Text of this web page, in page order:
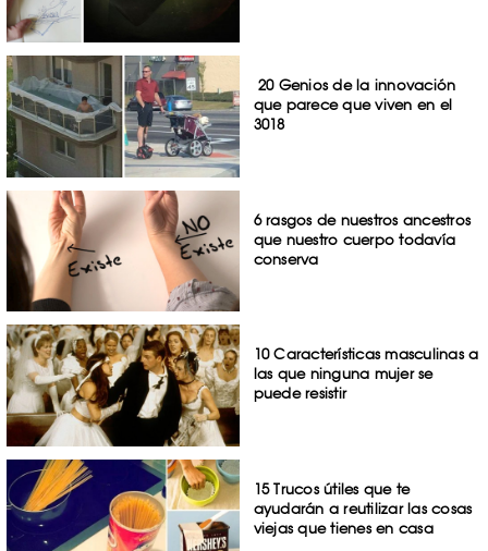
20 Genios de la innovación
que parece que viven en el
3018
6 rasgos de nuestros ancestros
que nuestro cuerpo todavía
conserva
10 Características masculinas a
las que ninguna mujer se
puede resistir
15 Trucos útiles que te
ayudarán a reutilizar las cosas
viejas que tienes en casa